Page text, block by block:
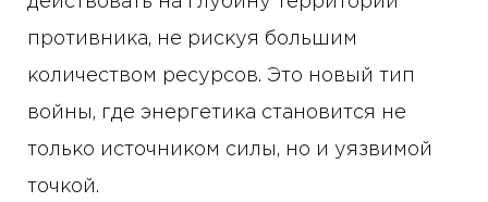
противника, не рискуя большим
количеством ресурсов. Это новый тип
войны, где энергетика становится не
только источником силы, но и уязвимой
точкой.